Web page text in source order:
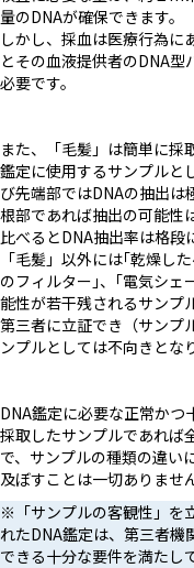
量のDNAが確保できます。
しかし、採血は医療行為に
とその血液提供者のDNA
必要です。
また、「毛髪」は簡単に採
鑑定に使用するサンプルと
び先端部ではDNAの抽出
根部であれば抽出の可能性
比べるとDNA抽出率は格段
「毛髪」以外には｢乾燥し
のフィルター｣、｢電気シェ
能性が若干残されるサンプ
第三者に立証でき（サンプ
ンプルとしては不向きとな
DNA鑑定に必要な正常かつ
採取したサンプルであれば
で、サンプルの種類の違い
及ぼすことは一切ありませ
※「サンプルの客観性」を
れたDNA鑑定は、第三者機
できる十分な要件を満たし